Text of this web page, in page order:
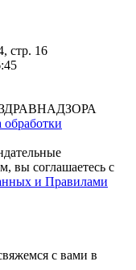
стр. 16
вы соглашаетесь с
и Правилами
с вами в